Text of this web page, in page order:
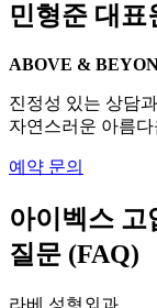
민형준 대표
ABOVE &
진정성 있는 상담
자연스러운 아름
예약 문의
아이벡스 고
질문 (FAQ)
라베 성형외과